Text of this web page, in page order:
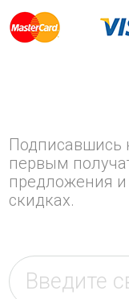
Подписавшись
первым
предложения и
скидках.